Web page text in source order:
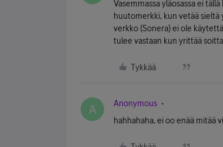
Vasemmassa yläosassa ei
huutomerkki, kun vetää sieltä
verkko (Sonera) ei ole
tulee vastaan kun yrittää
Tykkää
A Anonymous
hahhahaha, ei oo enää mitää